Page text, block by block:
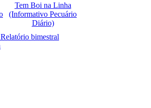
Tem Boi na Linha
(Informativo Pecuário
Diário)